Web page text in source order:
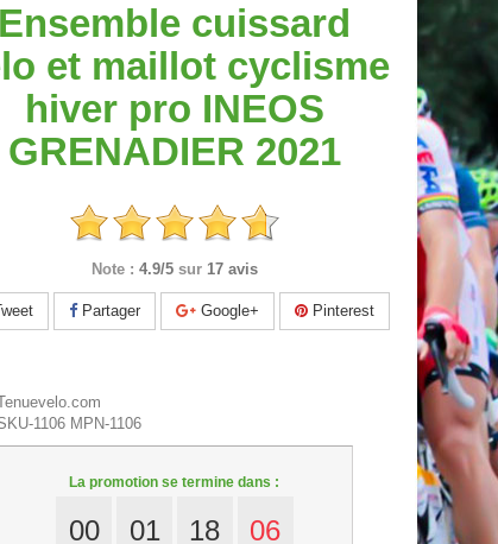
Ensemble cuissard
et maillot cyclisme
hiver pro INEOS
GRENADIER 2021
Note : 4.9/5 sur 17 avis
Partager Google+ Pinterest
1106 MPN-1106
La promotion se termine dans :
00 01 18 05